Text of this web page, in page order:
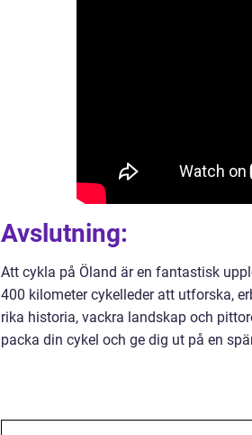
Avslutning:
Att cykla på Öland är en fantastisk
400 kilometer cykelleder att utforska,
rika historia, vackra landskap och
packa din cykel och ge dig ut på en